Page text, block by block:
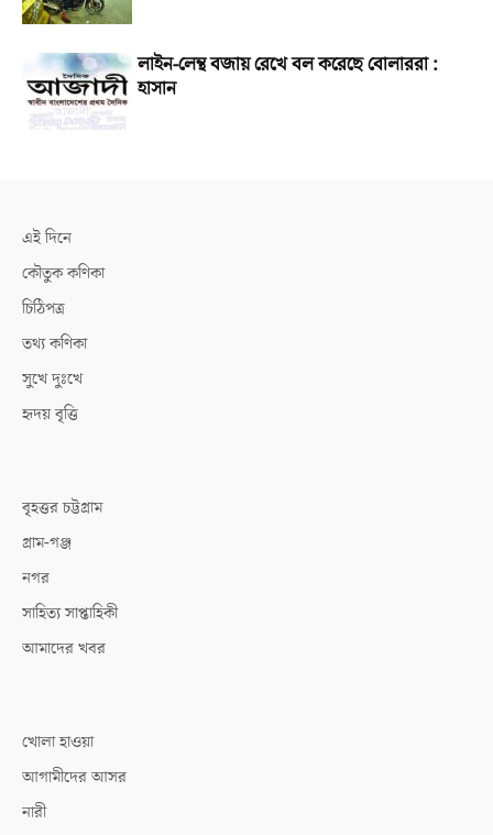
লাইন-লেন্থ বজায় রেখে বল করেছে বোলাররা :
হাসান
এই দিনে
কৌতুক কণিকা
চিঠিপত্র
তথ্য কণিকা
সুখে দুঃখে
হৃদয় বৃত্তি
বৃহত্তর চট্টগ্রাম
গ্রাম-গঞ্জ
নগর
সাহিত্য সাপ্তাহিকী
আমাদের খবর
খোলা হাওয়া
আগামীদের আসর
নারী